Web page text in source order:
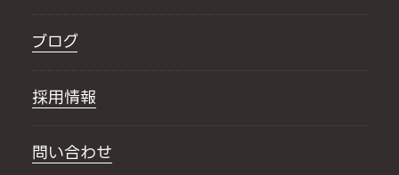
ブログ
採用情報
問い合わせ